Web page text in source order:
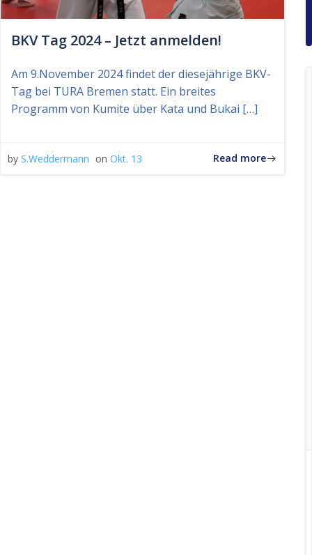
BKV Tag 2024 – Jetzt anmelden!
Am 9.November 2024 findet der diesejährige BKV-
Tag bei TURA Bremen statt. Ein breites
Programm von Kumite über Kata und Bukai […]
by S.Weddermann on Okt. 13 Read more